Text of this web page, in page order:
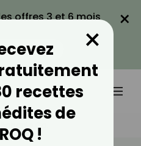
offres 3 et 6 mois
PROMO
×
Co.
recettes
de
!
×